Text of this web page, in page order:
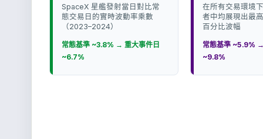
SpaceX 星艦發射當日對比常
態交易日的實時波動率乘數
（2023–2024）
常態基準 ~3.8% → 重大事件日
~6.7%
在所有交易環境
者中均展現出最
百分比波幅
常態基準 ~5.9%
~9.8%